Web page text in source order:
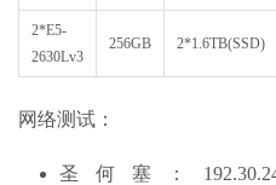
2*E5-
2630Lv3
256GB 2*1.6TB(SSD)
网络测试：
圣何塞：